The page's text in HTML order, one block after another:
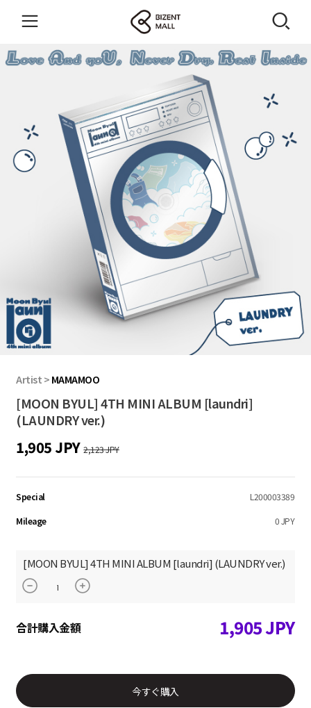
Artist > MAMAMOO
[MOON BYUL] 4TH MINI ALBUM [laundri]
(LAUNDRY ver.)
1,905 JPY2,123 JPY
Special L200003389
Mileage 0 JPY
[MOON BYUL] 4TH MINI ALBUM [laundri] (LAUNDRY ver.)
合計購入金額 1,905JPY
今すぐ購入